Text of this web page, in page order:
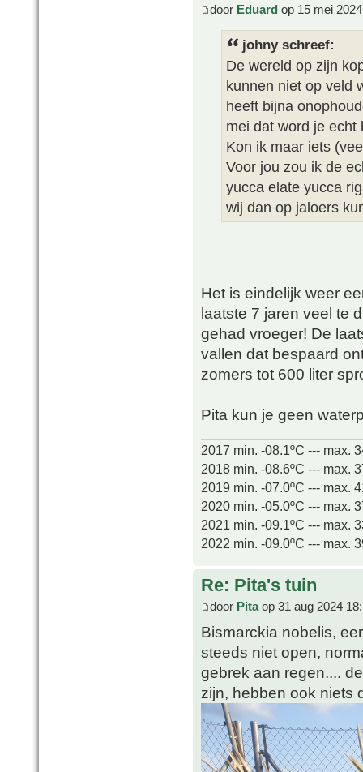
door Eduard op 15 mei
johny schreef:
De wereld op zijn
kunnen niet op veld
heeft bijna
mei dat word je echt
Kon ik maar iets
Voor jou zou ik de
yucca elate yucca
wij dan op jaloers
Het is eindelijk weer
laatste 7 jaren veel te
gehad vroeger! De
vallen dat bespaard
zomers tot 600 liter
Pita kun je geen
2017 min. -08.1ºC --- max.
2018 min. -08.6ºC --- max.
2019 min. -07.0ºC --- max.
2020 min. -05.0ºC --- max.
2021 min. -09.1ºC --- max.
2022 min. -09.0ºC --- max.
Re: Pita's tuin
door Pitaop 31 aug 2024
Bismarckia nobelis,
steeds niet open,
gebrek aan regen....
zijn, hebben ook niets